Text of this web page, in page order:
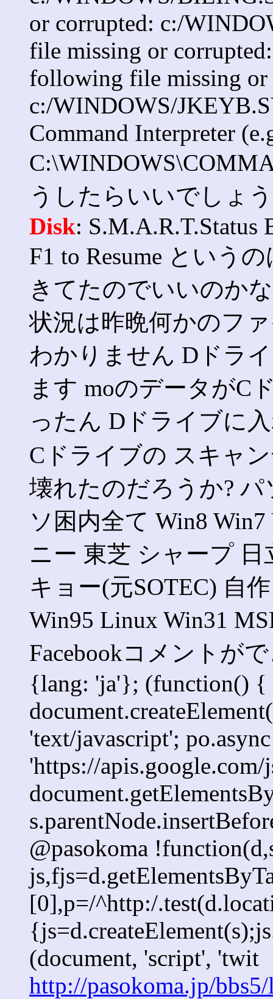
or corrupted: c:/
file missing or
following file missing or
c:/WINDOWS/
Command Interpreter
うしたらいいでしょ
Disk: S.M.A.R.T.Status
F1 to Resume という
きてたのでいいのか
状況は昨晩何かのフ
わかりません Dドラ
ます moのデータがC
ったん Dドライブに
Cドライブの スキャ
壊れたのだろうか?
ソ困内全て Win8
ニー 東芝 シャープ
キョー(元SOTEC) 自
Win95 Linux Win31
Facebookコメントが
{lang: 'ja'}; (function() {
'text/javascript';
'https://
@pasokoma
[0],p=/^http:/
(document, 'script', 'twit
http://pasokoma.jp/